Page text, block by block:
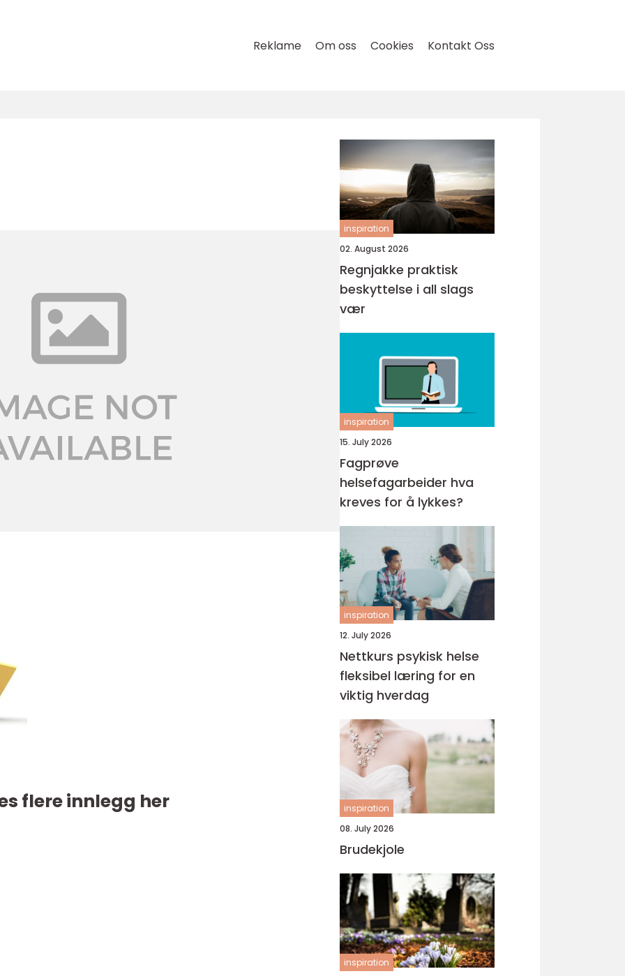
Reklame Om oss Cookies Kontakt Oss
flere innlegg her
inspiration
02. August 2026
Regnjakke praktisk
beskyttelse i all slags
vær
inspiration
15. July 2026
Fagprøve
helsefagarbeider hva
kreves for å lykkes?
inspiration
12. July 2026
Nettkurs psykisk helse
fleksibel læring for en
viktig hverdag
inspiration
08. July 2026
Brudekjole
inspiration